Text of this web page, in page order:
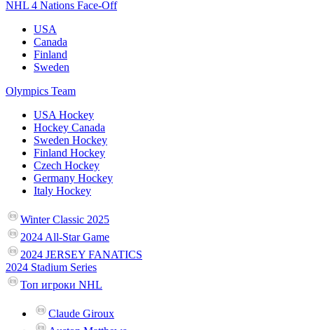
NHL 4 Nations Face-Off
USA
Canada
Finland
Sweden
Olympics Team
USA Hockey
Hockey Canada
Sweden Hockey
Finland Hockey
Czech Hockey
Germany Hockey
Italy Hockey
Winter Classic 2025
2024 All-Star Game
2024 JERSEY FANATICS
2024 Stadium Series
Топ игроки NHL
Claude Giroux